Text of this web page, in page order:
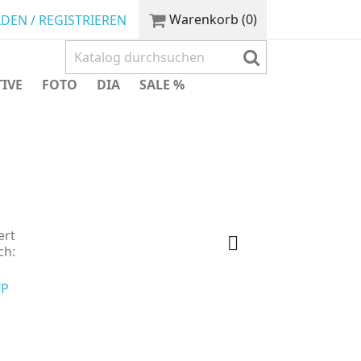
/ REGISTRIEREN Warenkorb (0)
FOTO DIA SALE %
